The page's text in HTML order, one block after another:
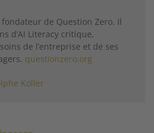
fondateur de Question Zero. Il
d’AI Literacy critique,
de l’entreprise et de ses
questionzero.org
Koller